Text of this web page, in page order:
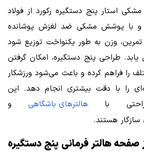
استار پنج دستگیره رکورد از فولاد
و با پوشش مشکی ضد لغزش پوشانده
وزن به طور یکنواخت توزیع شود
طراحی پنج دستگیره، امکان گرفتن
را فراهم کرده و باعث می‌شود ورزشکار
را با دقت بیشتری انجام دهد. این
با هالترهای باشگاهیو
سازگار هستند.
صفحه هالتر فرمانی پنج دستگیره